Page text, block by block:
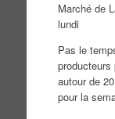
Marché de
lundi
Pas le
producteurs
autour de
pour la